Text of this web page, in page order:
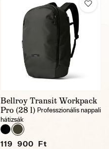
Bellroy Transit Workpack
Pro (28 l) Professzionális nappali
hátizsák
119 900 Ft